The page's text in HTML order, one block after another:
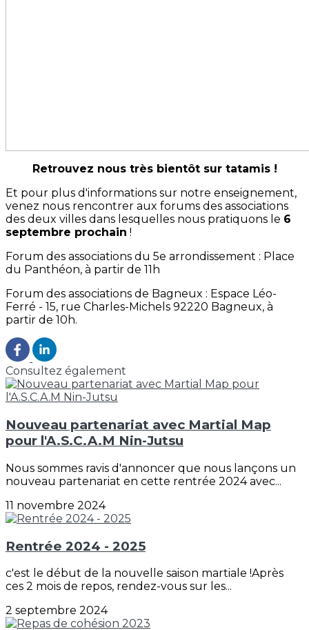
Retrouvez nous très bientôt sur tatamis !
Et pour plus d'informations sur notre enseignement,
venez nous rencontrer aux forums des associations
des deux villes dans lesquelles nous pratiquons le 6
septembre prochain !
Forum des associations du 5e arrondissement : Place
du Panthéon, à partir de 11h
Forum des associations de Bagneux : Espace Léo-
Ferré - 15, rue Charles-Michels 92220 Bagneux, à
partir de 10h.
Consultez également
Nouveau partenariat avec Martial Map
pour l'A.S.C.A.M Nin-Jutsu
Nous sommes ravis d'annoncer que nous lançons un
nouveau partenariat en cette rentrée 2024 avec...
11 novembre 2024
Rentrée 2024 - 2025
c'est le début de la nouvelle saison martiale !Après
ces 2 mois de repos, rendez-vous sur les...
2 septembre 2024